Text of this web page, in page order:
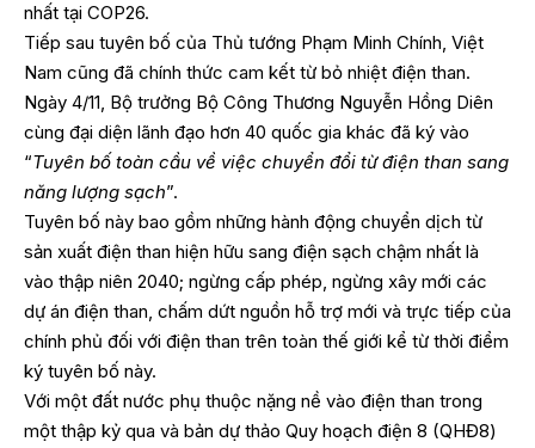
nhất tại COP26.
Tiếp sau tuyên bố của Thủ tướng Phạm Minh Chính, Việt
Nam cũng đã chính thức cam kết từ bỏ nhiệt điện than.
Ngày 4/11, Bộ trưởng Bộ Công Thương Nguyễn Hồng Diên
cùng đại diện lãnh đạo hơn 40 quốc gia khác đã ký vào
“Tuyên bố toàn cầu về việc chuyển đổi từ điện than sang
năng lượng sạch”.
Tuyên bố này bao gồm những hành động chuyển dịch từ
sản xuất điện than hiện hữu sang điện sạch chậm nhất là
vào thập niên 2040; ngừng cấp phép, ngừng xây mới các
dự án điện than, chấm dứt nguồn hỗ trợ mới và trực tiếp của
chính phủ đối với điện than trên toàn thế giới kể từ thời điểm
ký tuyên bố này.
Với một đất nước phụ thuộc nặng nề vào điện than trong
một thập kỷ qua và bản dự thảo Quy hoạch điện 8 (QHĐ8)